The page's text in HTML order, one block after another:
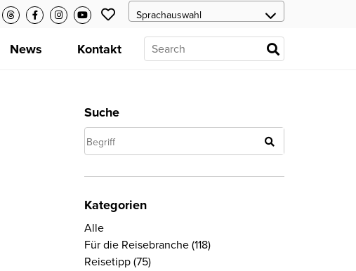
News Kontakt
Suche
Kategorien
Alle
Für die Reisebranche (118)
Reisetipp (75)